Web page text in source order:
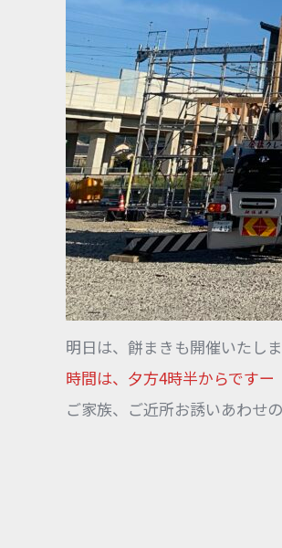
明日は、餅まきも開催いたしま
時間は、夕方4時半からですー
ご家族、ご近所お誘いあわせ